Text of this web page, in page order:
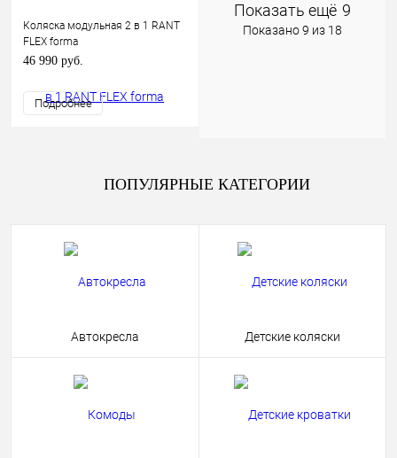
Коляска модульная 2 в 1 RANT
FLEX forma
46 990 руб.
Подробнее
Показать ещё 9
Показано 9 из 18
ПОПУЛЯРНЫЕ КАТЕГОРИИ
Автокресла Детские коляски